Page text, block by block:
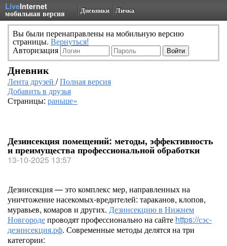
LiveInternet
мобильная версия Дневники Личка
Вы были перенаправлены на мобильную версию
страницы. Вернуться!
Авторизация
Дневник
Лента друзей /Полная версия
Добавить в друзья
Страницы: раньше»
Дезинсекция помещений: методы, эффективность
и преимущества профессиональной обработки
13-10-2025 13:57
Дезинсекция — это комплекс мер, направленных на
уничтожение насекомых-вредителей: тараканов, клопов,
муравьев, комаров и других. Дезинсекцию в Нижнем
Новгородепроводят профессионально на сайте https://сэс-
дезинсекция.рф. Современные методы делятся на три
категории: